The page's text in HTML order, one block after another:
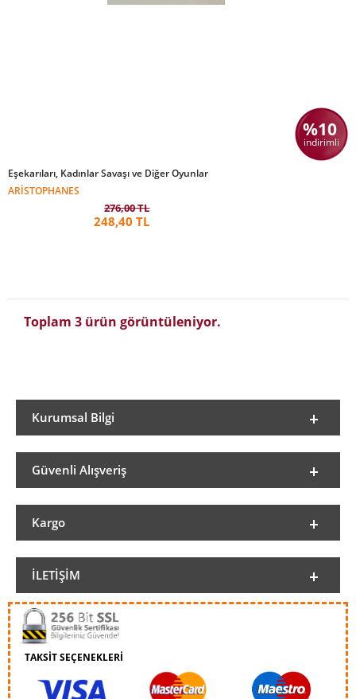
%10
indirimli
Eşekarıları, Kadınlar Savaşı ve Diğer Oyunlar
ARISTOPHANES
276,00 TL
248,40 TL
Toplam 3 ürün görüntüleniyor.
Kurumsal Bilgi
Güvenli Alışveriş
Kargo
İLETIŞIM
TAKSİT SEÇENEKLERİ